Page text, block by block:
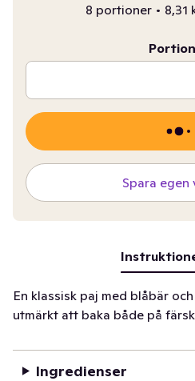
8 portioner • 8,31
Spara egen
En klassisk paj med blåbär
utmärkt att baka både på
Ingredienser